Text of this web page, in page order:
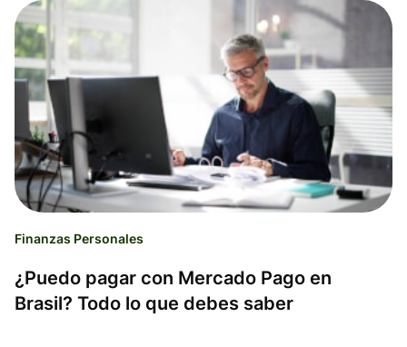
Finanzas Personales
¿Puedo pagar con Mercado Pago en
Brasil? Todo lo que debes saber